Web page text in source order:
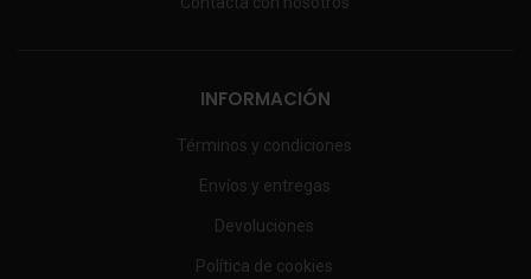
INFORMACIÓN
Términos y condiciones
Envíos y entregas
Devoluciones
Política de cookies